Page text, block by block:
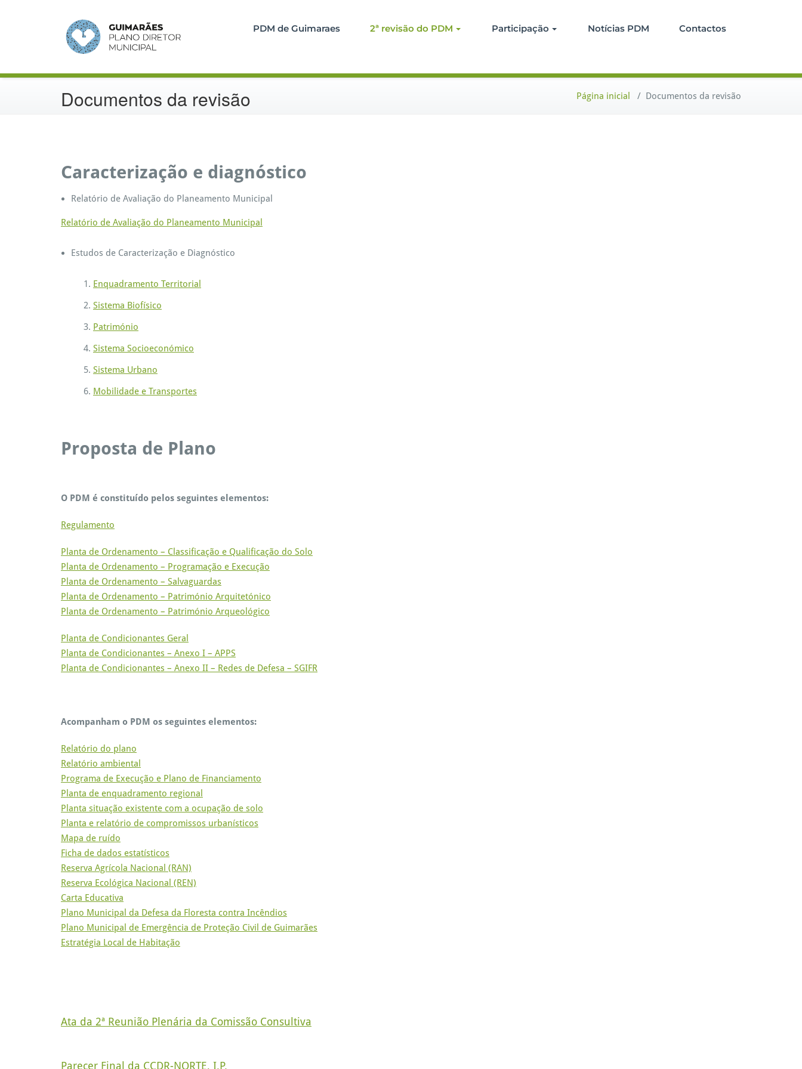
PDM de Guimaraes 2ª revisão do PDM Participação Notícias PDM Contactos
Documentos da revisão Página inicial / Documentos da revisão
Caracterização e diagnóstico
Relatório de Avaliação do Planeamento Municipal
Relatório de Avaliação do Planeamento Municipal
Estudos de Caracterização e Diagnóstico
Enquadramento Territorial
Sistema Biofísico
Património
Sistema Socioeconómico
Sistema Urbano
Mobilidade e Transportes
Proposta de Plano
O PDM é constituído pelos seguintes elementos:
Regulamento
Planta de Ordenamento – Classificação e Qualificação do Solo
Planta de Ordenamento – Programação e Execução
Planta de Ordenamento – Salvaguardas
Planta de Ordenamento – Património Arquitetónico
Planta de Ordenamento – Património Arqueológico
Planta de Condicionantes Geral
Planta de Condicionantes – Anexo I – APPS
Planta de Condicionantes – Anexo II – Redes de Defesa – SGIFR
Acompanham o PDM os seguintes elementos:
Relatório do plano
Relatório ambiental
Programa de Execução e Plano de Financiamento
Planta de enquadramento regional
Planta situação existente com a ocupação de solo
Planta e relatório de compromissos urbanísticos
Mapa de ruído
Ficha de dados estatísticos
Reserva Agrícola Nacional (RAN)
Reserva Ecológica Nacional (REN)
Carta Educativa
Plano Municipal da Defesa da Floresta contra Incêndios
Plano Municipal de Emergência de Proteção Civil de Guimarães
Estratégia Local de Habitação
Ata da 2ª Reunião Plenária da Comissão Consultiva
Parecer Final da CCDR-NORTE, I.P.